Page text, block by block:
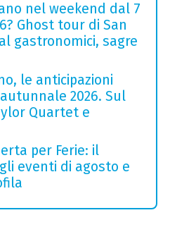
nel weekend dal 7
Ghost tour di San
gastronomici, sagre
le anticipazioni
2026. Sul
Quartet e
per Ferie: il
eventi di agosto e